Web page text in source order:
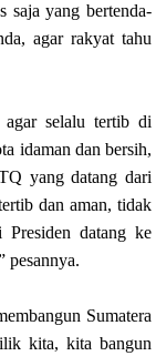
saja yang bertenda-
agar rakyat tahu
selalu tertib di
idaman dan bersih,
yang datang dari
dan aman, tidak
Presiden datang ke
pesannya.
Sumatera
kita, kita bangun